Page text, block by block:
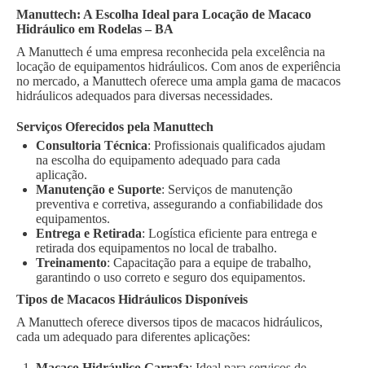
Manuttech: A Escolha Ideal para Locação de Macaco
Hidráulico em Rodelas – BA
A Manuttech é uma empresa reconhecida pela excelência na
locação de equipamentos hidráulicos. Com anos de experiência
no mercado, a Manuttech oferece uma ampla gama de macacos
hidráulicos adequados para diversas necessidades.
Serviços Oferecidos pela Manuttech
Consultoria Técnica: Profissionais qualificados ajudam
na escolha do equipamento adequado para cada
aplicação.
Manutenção e Suporte: Serviços de manutenção
preventiva e corretiva, assegurando a confiabilidade dos
equipamentos.
Entrega e Retirada: Logística eficiente para entrega e
retirada dos equipamentos no local de trabalho.
Treinamento: Capacitação para a equipe de trabalho,
garantindo o uso correto e seguro dos equipamentos.
Tipos de Macacos Hidráulicos Disponíveis
A Manuttech oferece diversos tipos de macacos hidráulicos,
cada um adequado para diferentes aplicações: